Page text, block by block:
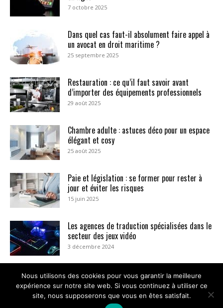
7 octobre 2025
Dans quel cas faut-il absolument faire appel à
un avocat en droit maritime ?
25 septembre 2025
Restauration : ce qu’il faut savoir avant
d’importer des équipements professionnels
29 août 2025
Chambre adulte : astuces déco pour un espace
élégant et cosy
25 août 2025
Paie et législation : se former pour rester à
jour et éviter les risques
15 juin 2025
Les agences de traduction spécialisées dans le
secteur des jeux vidéo
3 décembre 2024
RWF
Nous utilisons des cookies pour vous garantir la meilleure
expérience sur notre site web. Si vous continuez à utiliser ce
site, nous supposerons que vous en êtes satisfait.